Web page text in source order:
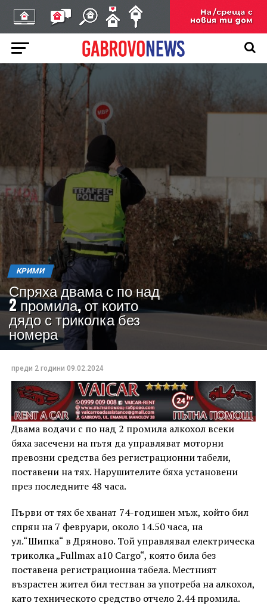
КРИМИ
Спряха двама с по над
2 промила, от които
дядо с триколка без
номера
преди 2 години 09.02.2024
Двама водачи с по над 2 промила алкохол всеки
бяха засечени на пътя да управляват моторни
превозни средства без регистрационни табели,
поставени на тях. Нарушителите бяха установени
през последните 48 часа.
Първи от тях бе хванат 74-годишен мъж, който бил
спрян на 7 февруари, около 14.50 часа, на
ул.“Шипка“ в Дряново. Той управлявал електрическа
триколка „Fullmax a10 Cargo“, която била без
поставена регистрационна табела. Местният
възрастен жител бил тестван за употреба на алкохол,
като техническото средство отчело 2.44 промила.